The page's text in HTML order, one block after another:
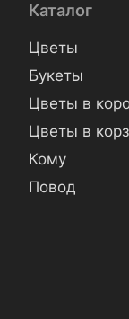
Каталог
Цветы
Букеты
Цветы в
Цветы в
Кому
Повод